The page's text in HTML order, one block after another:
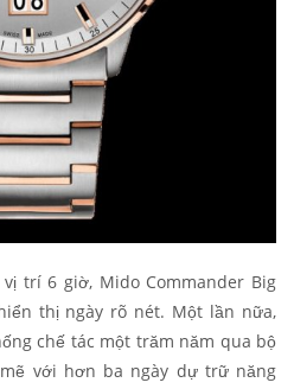
trí 6 giờ, Mido Commander Big
thị ngày rõ nét. Một lần nữa,
chế tác một trăm năm qua bộ
với hơn ba ngày dự trữ năng